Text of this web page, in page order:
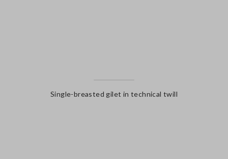
Single-breasted gilet in technical twill